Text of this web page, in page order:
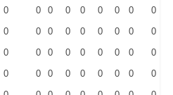
0 0 0 0 0 0 0 0
0
0 0 0 0 0 0 0 0
0
0 0 0 0 0 0 0 0
0
0 0 0 0 0 0 0 0
0